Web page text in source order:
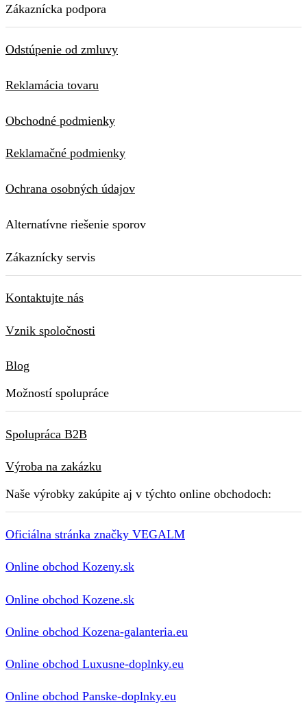
Zákaznícka podpora
Odstúpenie od zmluvy
Reklamácia tovaru
Obchodné podmienky
Reklamačné podmienky
Ochrana osobných údajov
Alternatívne riešenie sporov
Zákaznícky servis
Kontaktujte nás
Vznik spoločnosti
Blog
Možností spolupráce
Spolupráca B2B
Výroba na zakázku
Naše výrobky zakúpite aj v týchto online obchodoch:
Oficiálna stránka značky VEGALM
Online obchod Kozeny.sk
Online obchod Kozene.sk
Online obchod Kozena-galanteria.eu
Online obchod Luxusne-doplnky.eu
Online obchod Panske-doplnky.eu